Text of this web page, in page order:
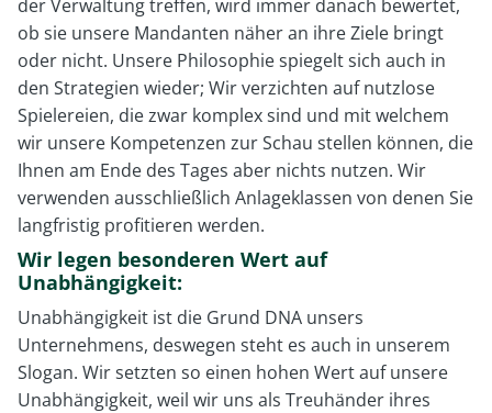
der Verwaltung treffen, wird immer danach bewertet,
ob sie unsere Mandanten näher an ihre Ziele bringt
oder nicht. Unsere Philosophie spiegelt sich auch in
den Strategien wieder; Wir verzichten auf nutzlose
Spielereien, die zwar komplex sind und mit welchem
wir unsere Kompetenzen zur Schau stellen können, die
Ihnen am Ende des Tages aber nichts nutzen. Wir
verwenden ausschließlich Anlageklassen von denen Sie
langfristig profitieren werden.
Wir legen besonderen Wert auf
Unabhängigkeit:
Unabhängigkeit ist die Grund DNA unsers
Unternehmens, deswegen steht es auch in unserem
Slogan. Wir setzten so einen hohen Wert auf unsere
Unabhängigkeit, weil wir uns als Treuhänder ihres